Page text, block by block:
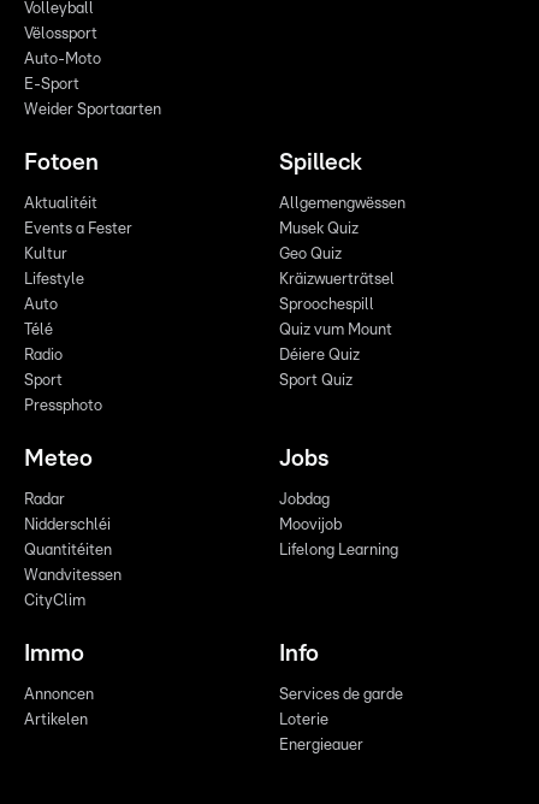
Volleyball
Vëlossport
Auto-Moto
E-Sport
Weider Sportaarten
Fotoen
Aktualitéit
Events a Fester
Kultur
Lifestyle
Auto
Télé
Radio
Sport
Pressphoto
Spilleck
Allgemengwëssen
Musek Quiz
Geo Quiz
Kräizwuerträtsel
Sproochespill
Quiz vum Mount
Déiere Quiz
Sport Quiz
Meteo
Radar
Nidderschléi
Quantitéiten
Wandvitessen
CityClim
Jobs
Jobdag
Moovijob
Lifelong Learning
Immo
Annoncen
Artikelen
Info
Services de garde
Loterie
Energieauer